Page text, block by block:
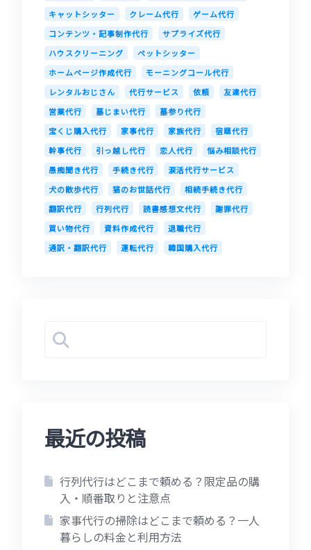
キャットシッター
クレーム代行
ゲーム代行
コンテンツ・記事制作代行
サプライズ代行
ハウスクリーニング
ペットシッター
ホームページ作成代行
モーニングコール代行
レンタルおじさん
代行サービス 依頼
友達代行
営業代行
墓じまい代行
墓参り代行
宝くじ購入代行
家事代行 家族代行
宿題代行
幹事代行
引っ越し代行 恋人代行
悩み相談代行
愚痴聞き代行
手続き代行
涙活代行サービス
犬の散歩代行
猫のお世話代行
相続手続き代行
翻訳代行
行列代行 読書感想文代行
謝罪代行
買い物代行
資料作成代行
退職代行
通訳・翻訳代行
運転代行 韓国購入代行
最近の投稿
行列代行はどこまで頼める？限定品の購
入・順番取りと注意点
家事代行の掃除はどこまで頼める？一人
暮らしの料金と利用方法